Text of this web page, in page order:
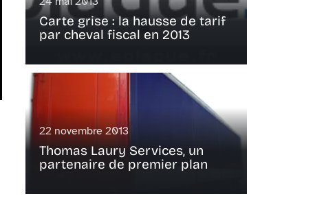
Carte grise : la hausse de tarif
par cheval fiscal en 2013
22 novembre 2013
Thomas Laury Services, un
partenaire de premier plan